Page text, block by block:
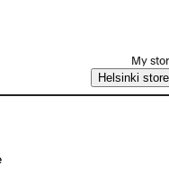
My
Helsinki store